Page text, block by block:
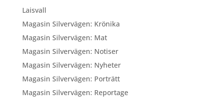
Laisvall
Magasin Silvervägen: Krönika
Magasin Silvervägen: Mat
Magasin Silvervägen: Notiser
Magasin Silvervägen: Nyheter
Magasin Silvervägen: Porträtt
Magasin Silvervägen: Reportage